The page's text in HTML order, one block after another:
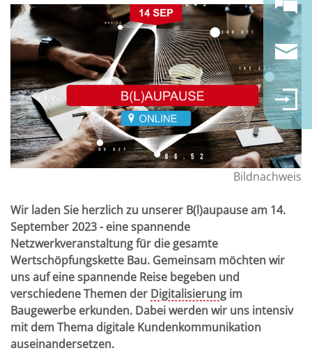
Bildnachweis
Wir laden Sie herzlich zu unserer B(l)aupause am 14.
September 2023 - eine spannende
Netzwerkveranstaltung für die gesamte
Wertschöpfungskette Bau. Gemeinsam möchten wir
uns auf eine spannende Reise begeben und
verschiedene Themen der Digitalisierung im
Baugewerbe erkunden. Dabei werden wir uns intensiv
mit dem Thema digitale Kundenkommunikation
auseinandersetzen.